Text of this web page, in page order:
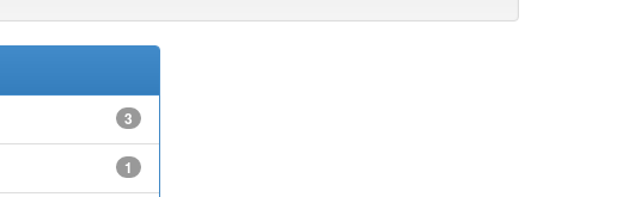
3
1